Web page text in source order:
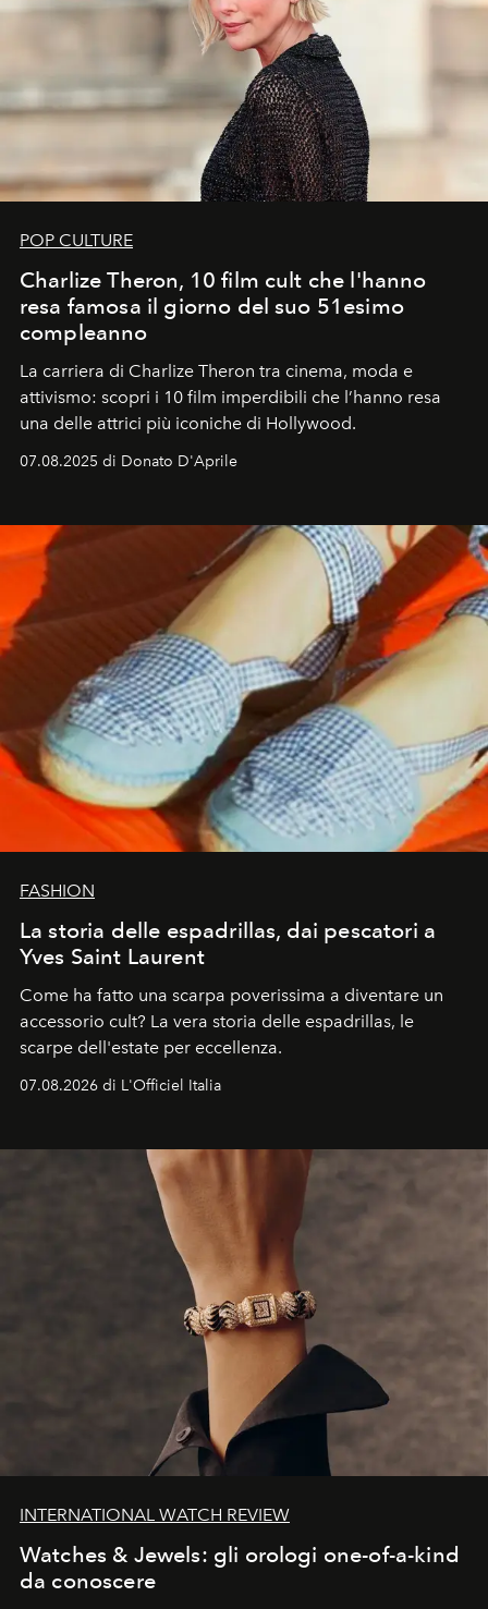
POP CULTURE
Charlize Theron, 10 film cult che l'hanno
resa famosa il giorno del suo 51esimo
compleanno
La carriera di Charlize Theron tra cinema, moda e
attivismo: scopri i 10 film imperdibili che l’hanno resa
una delle attrici più iconiche di Hollywood.
07.08.2025 di Donato D'Aprile
FASHION
La storia delle espadrillas, dai pescatori a
Yves Saint Laurent
Come ha fatto una scarpa poverissima a diventare un
accessorio cult? La vera storia delle espadrillas, le
scarpe dell'estate per eccellenza.
07.08.2026 di L'Officiel Italia
INTERNATIONAL WATCH REVIEW
Watches & Jewels: gli orologi one-of-a-kind
da conoscere